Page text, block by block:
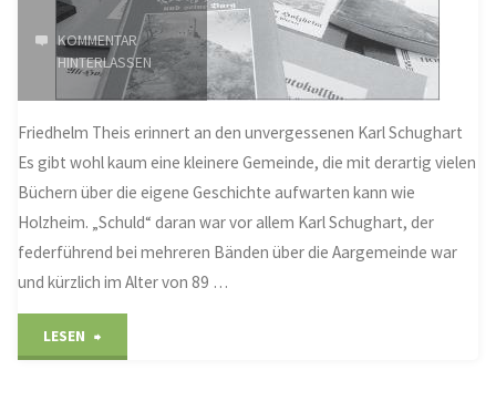
KOMMENTAR
HINTERLASSEN
Friedhelm Theis erinnert an den unvergessenen Karl Schughart
Es gibt wohl kaum eine kleinere Gemeinde, die mit derartig vielen
Büchern über die eigene Geschichte aufwarten kann wie
Holzheim. „Schuld“ daran war vor allem Karl Schughart, der
federführend bei mehreren Bänden über die Aargemeinde war
und kürzlich im Alter von 89 …
LESEN